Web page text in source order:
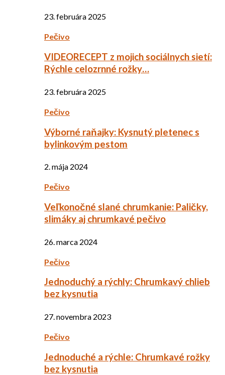
23. februára 2025
Pečivo
VIDEORECEPT z mojich sociálnych sietí:
Rýchle celozrnné rožky…
23. februára 2025
Pečivo
Výborné raňajky: Kysnutý pletenec s
bylinkovým pestom
2. mája 2024
Pečivo
Veľkonočné slané chrumkanie: Paličky,
slimáky aj chrumkavé pečivo
26. marca 2024
Pečivo
Jednoduchý a rýchly: Chrumkavý chlieb
bez kysnutia
27. novembra 2023
Pečivo
Jednoduché a rýchle: Chrumkavé rožky
bez kysnutia